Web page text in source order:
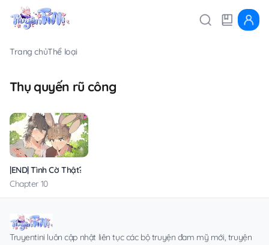
Trang chủThể loại
Thụ quyến rũ công
|END| Tình Cờ Thật?!
Chapter 10
Truyentini luôn cập nhật liên tục các bộ truyện đam mỹ mới, truyện